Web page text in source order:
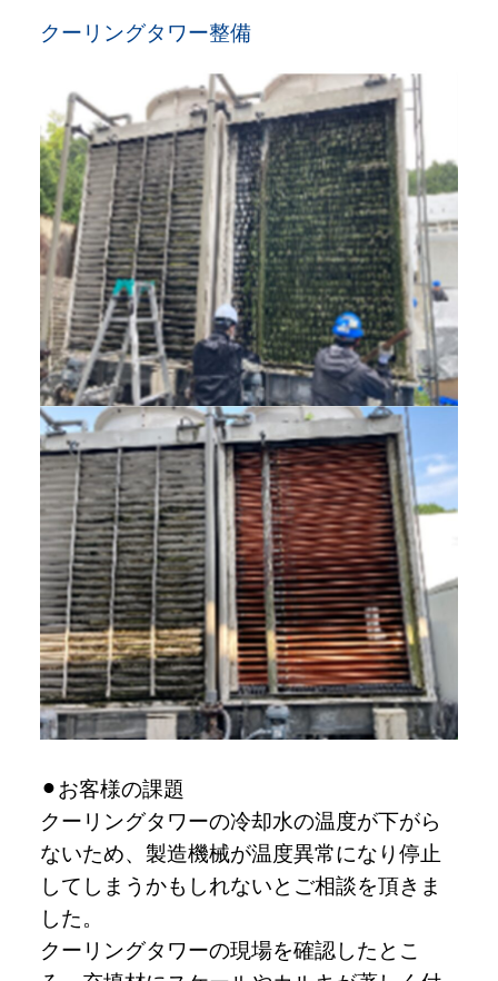
クーリングタワー整備
お客様の課題
クーリングタワーの冷却水の温度が下がら
ないため、製造機械が温度異常になり停止
してしまうかもしれないとご相談を頂きま
した。
クーリングタワーの現場を確認したとこ